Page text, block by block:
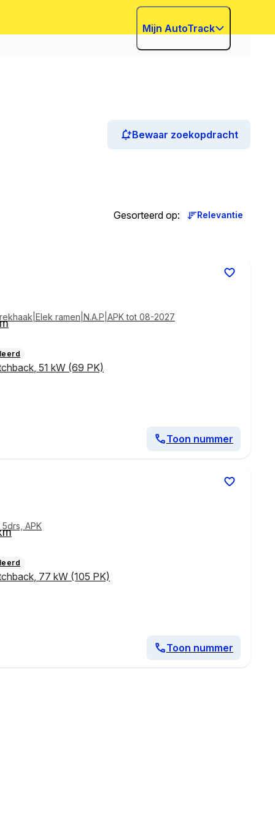
Mijn AutoTrack
Bewaar zoekopdracht
Gesorteerd op: Relevantie
ramen|N.A.P|APK tot 08-2027
51 kW (69 PK)
Toon nummer
APK
77 kW (105 PK)
Toon nummer